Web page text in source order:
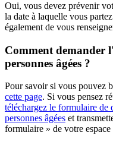
Oui, vous devez prévenir
la date à laquelle vous
également de vous
Comment demander
personnes âgées ?
Pour savoir si vous pouvez
cette page. Si vous pensez
téléchargez le formulaire de
personnes âgées et
formulaire » de votre espace